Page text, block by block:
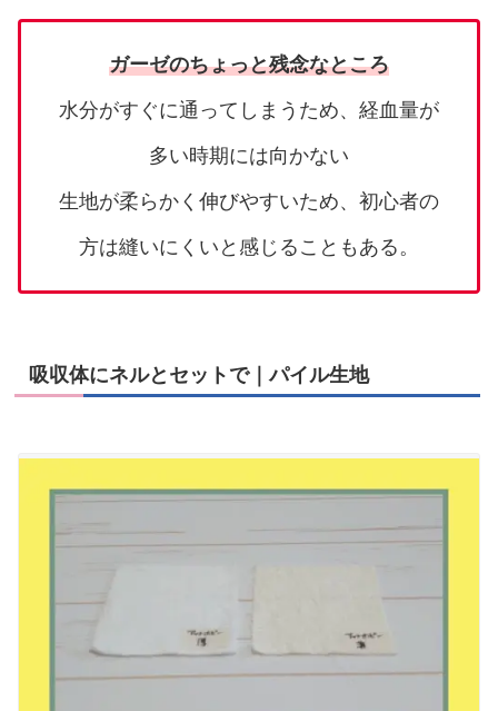
ガーゼのちょっと残念なところ
水分がすぐに通ってしまうため、経血量が
多い時期には向かない
生地が柔らかく伸びやすいため、初心者の
方は縫いにくいと感じることもある。
吸収体にネルとセットで｜パイル生地